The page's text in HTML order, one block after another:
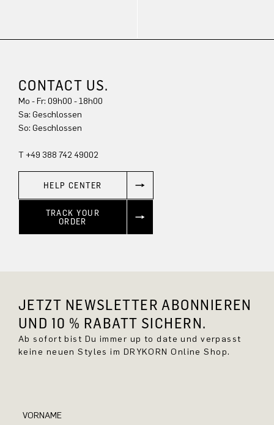
CONTACT US.
Mo - Fr: 09h00 - 18h00
Sa: Geschlossen
So: Geschlossen
T +49 388 742 49002
HELP CENTER
TRACK YOUR
ORDER
JETZT NEWSLETTER ABONNIEREN
UND 10 % RABATT SICHERN.
Ab sofort bist Du immer up to date und verpasst
keine neuen Styles im DRYKORN Online Shop.
VORNAME